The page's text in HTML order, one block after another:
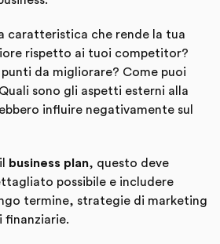
caratteristica che rende la tua
rispetto ai tuoi competitor?
da migliorare? Come puoi
sono gli aspetti esterni alla
influire negativamente sul
business plan, questo deve
possibile e includere
termine, strategie di marketing
finanziarie.